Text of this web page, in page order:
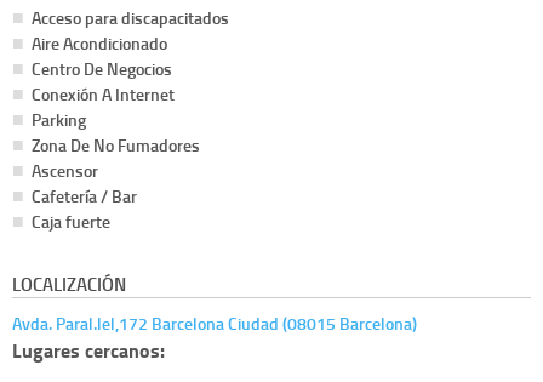
Acceso para discapacitados
Aire Acondicionado
Centro De Negocios
Conexión A Internet
Parking
Zona De No Fumadores
Ascensor
Cafetería / Bar
Caja fuerte
LOCALIZACIÓN
Avda. Paral.lel,172 Barcelona Ciudad (08015 Barcelona)
Lugares cercanos: